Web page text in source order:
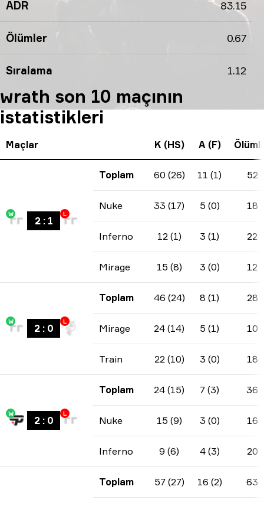
ADR 83.15
Ölümler 0.67
Sıralama 1.12
wrath son 10 maçının
istatistikleri
Maçlar K (HS) A (F)
W
2: 1
L
Toplam 60 (26) 11 (1) 52
Nuke 33 (17) 5 (0) 18
Inferno 12 (1) 3 (1) 22
Mirage 15 (8) 3 (0) 12
W
2: 0
L
Toplam 46 (24) 8 (1) 28
Mirage 24 (14) 5 (1) 10
Train 22 (10) 3 (0) 18
W
2: 0
L
Toplam 24 (15) 7 (3) 36
Nuke 15 (9) 3 (0) 16
Inferno 9 (6) 4 (3) 20
Toplam 57 (27) 16 (2) 63